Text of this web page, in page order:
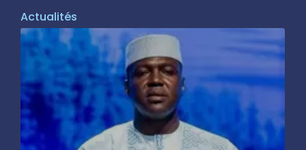
Actualités